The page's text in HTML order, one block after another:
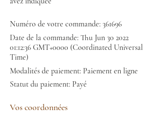
Numéro de votre commande: 361696
Date de la commande: Thu Jun 30 2022
01:12:36 GMT+0000 (Coordinated Universal
Time)
Modalités de paiement: Paiement en ligne
Statut du paiement: Payé
Vos coordonnées